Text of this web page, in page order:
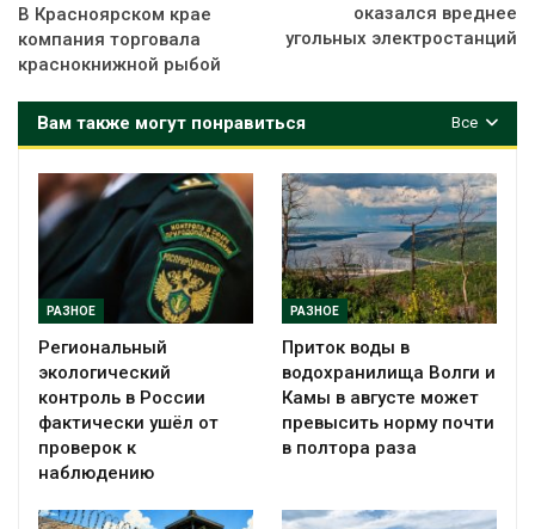
В Красноярском крае
компания торговала
краснокнижной рыбой
оказался вреднее
угольных электростанций
Все
Вам также могут понравиться
РАЗНОЕ
Региональный
экологический
контроль в России
фактически ушёл от
проверок к
наблюдению
РАЗНОЕ
Приток воды в
водохранилища Волги и
Камы в августе может
превысить норму почти
в полтора раза